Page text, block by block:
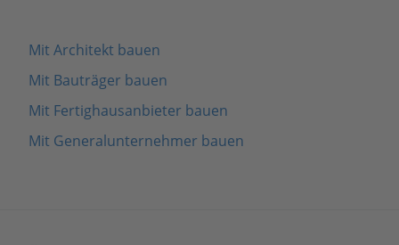
Mit Architekt bauen
Mit Bauträger bauen
Mit Fertighausanbieter bauen
Mit Generalunternehmer bauen